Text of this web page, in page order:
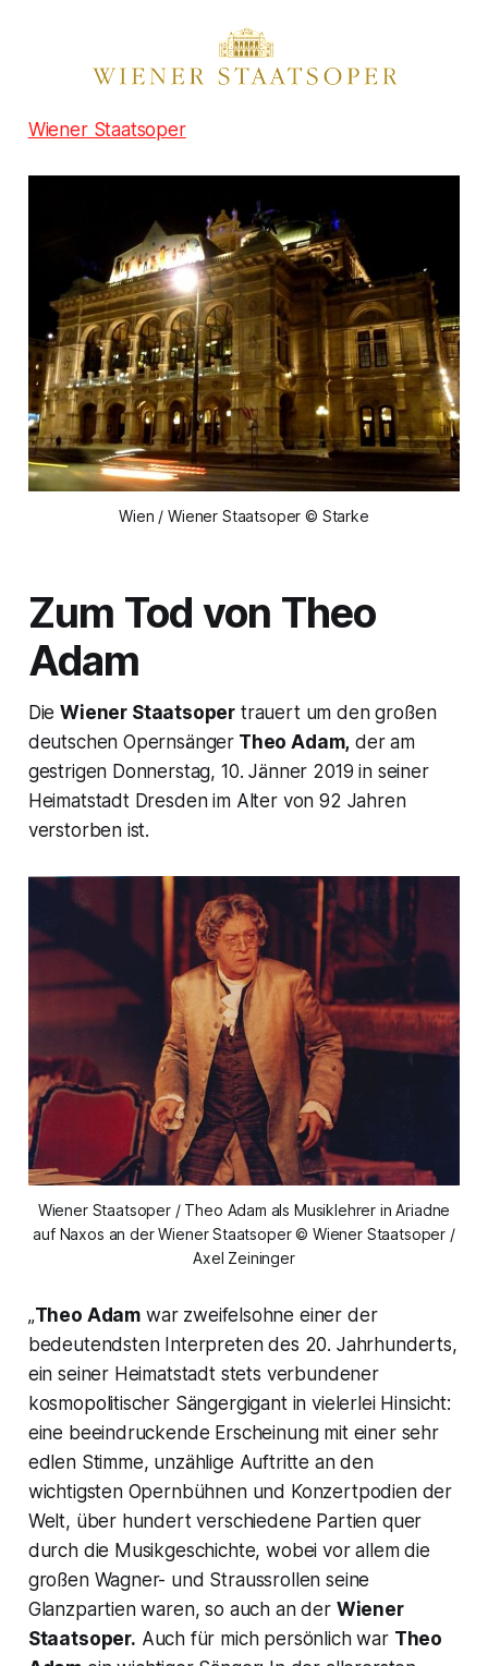
Wiener Staatsoper
Wien / Wiener Staatsoper © Starke
Zum Tod von Theo
Adam
DieWiener Staatsoper trauert um den großen
deutschen Opernsänger Theo Adam, der am
gestrigen Donnerstag, 10. Jänner 2019 in seiner
Heimatstadt Dresden im Alter von 92 Jahren
verstorben ist.
Wiener Staatsoper / Theo Adam als Musiklehrer in Ariadne
auf Naxos an der Wiener Staatsoper © Wiener Staatsoper /
Axel Zeininger
„Theo Adam war zweifelsohne einer der
bedeutendsten Interpreten des 20. Jahrhunderts,
ein seiner Heimatstadt stets verbundener
kosmopolitischer Sängergigant in vielerlei Hinsicht:
eine beeindruckende Erscheinung mit einer sehr
edlen Stimme, unzählige Auftritte an den
wichtigsten Opernbühnen und Konzertpodien der
Welt, über hundert verschiedene Partien quer
durch die Musikgeschichte, wobei vor allem die
großen Wagner- und Straussrollen seine
Glanzpartien waren, so auch an der Wiener
Staatsoper. Auch für mich persönlich war Theo